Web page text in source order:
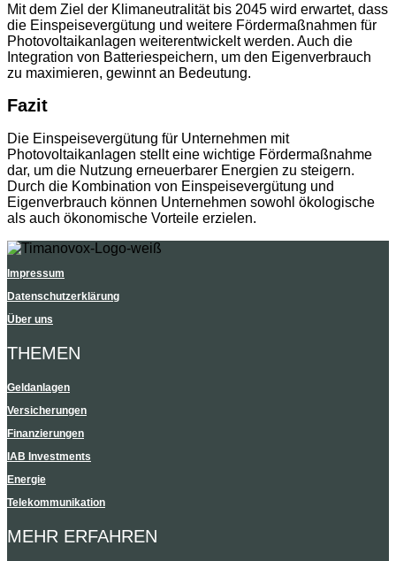
Mit dem Ziel der Klimaneutralität bis 2045 wird erwartet, dass
die Einspeisevergütung und weitere Fördermaßnahmen für
Photovoltaikanlagen weiterentwickelt werden. Auch die
Integration von Batteriespeichern, um den Eigenverbrauch
zu maximieren, gewinnt an Bedeutung.
Fazit
Die Einspeisevergütung für Unternehmen mit
Photovoltaikanlagen stellt eine wichtige Fördermaßnahme
dar, um die Nutzung erneuerbarer Energien zu steigern.
Durch die Kombination von Einspeisevergütung und
Eigenverbrauch können Unternehmen sowohl ökologische
als auch ökonomische Vorteile erzielen.
Impressum
Datenschutzerklärung
Über uns
THEMEN
Geldanlagen
Versicherungen
Finanzierungen
IAB Investments
Energie
Telekommunikation
MEHR ERFAHREN